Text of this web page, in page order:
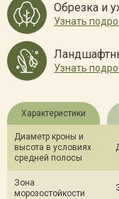
Обрезка и
Узнать
Узнать
Характеристики
Диаметр кроны и
высота в условиях
средней полосы
Зона
морозостойкости